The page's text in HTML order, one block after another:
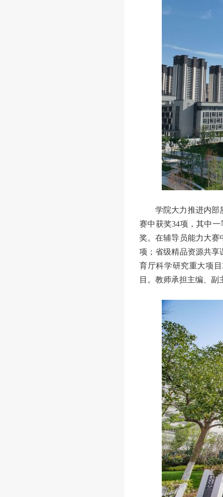
学院大力推进内部
赛中获奖34项，其中一
奖。在辅导员能力大赛
项；省级精品资源共享
育厅科学研究重大项
目。教师承担主编、副